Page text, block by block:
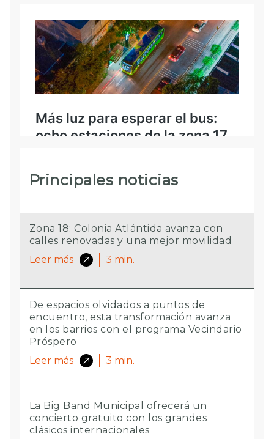
Principales noticias
Zona 18: Colonia Atlántida avanza con
calles renovadas y una mejor movilidad
Leer más
3 min.
De espacios olvidados a puntos de
encuentro, esta transformación avanza
en los barrios con el programa Vecindario
Próspero
Leer más
3 min.
La Big Band Municipal ofrecerá un
concierto gratuito con los grandes
clásicos internacionales